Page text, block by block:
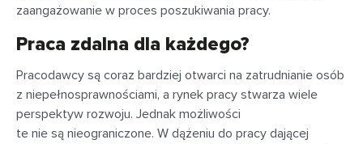
zaangażowanie w proces poszukiwania pracy.
Praca zdalna dla każdego?
Pracodawcy są coraz bardziej otwarci na zatrudnianie osób
z niepełnosprawnościami, a rynek pracy stwarza wiele
perspektyw rozwoju. Jednak możliwości
te nie są nieograniczone. W dążeniu do pracy dającej